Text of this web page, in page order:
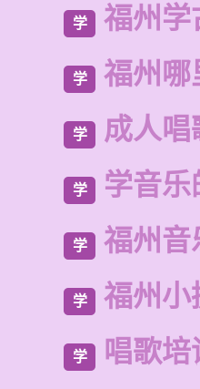
学 福州学
学 福州哪
学 成人唱
学 学音
学 福州音
学 福州小
学 唱歌培